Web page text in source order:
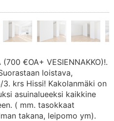
€OA+ VESIENNAKKO)!.
loistava,
krs Hissi! Kakolanmäki on
asuinalueeksi kaikkine
( mm. tasokkaat
takana, leipomo ym).